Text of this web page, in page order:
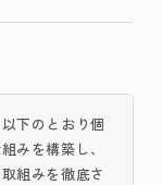
下のとおり個
みを構築し、
組みを徹底さ